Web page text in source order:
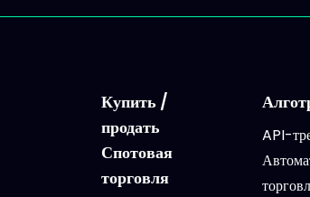
Купить /
продать
Спотовая
торговля
API-